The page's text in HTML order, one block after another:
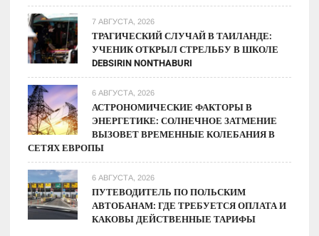
7 АВГУСТА, 2026
ТРАГИЧЕСКИЙ СЛУЧАЙ В ТАИЛАНДЕ:
УЧЕНИК ОТКРЫЛ СТРЕЛЬБУ В ШКОЛЕ
DEBSIRIN NONTHABURI
6 АВГУСТА, 2026
АСТРОНОМИЧЕСКИЕ ФАКТОРЫ В
ЭНЕРГЕТИКЕ: СОЛНЕЧНОЕ ЗАТМЕНИЕ
ВЫЗОВЕТ ВРЕМЕННЫЕ КОЛЕБАНИЯ В
СЕТЯХ ЕВРОПЫ
6 АВГУСТА, 2026
ПУТЕВОДИТЕЛЬ ПО ПОЛЬСКИМ
АВТОБАНАМ: ГДЕ ТРЕБУЕТСЯ ОПЛАТА И
КАКОВЫ ДЕЙСТВЕННЫЕ ТАРИФЫ